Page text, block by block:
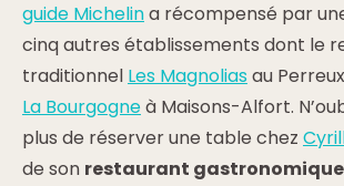
guide Michelina récompensé par
cinq autres établissements dont le
traditionnel Les Magnoliasau
La Bourgogneà Maisons-Alfort.
plus de réserver une table chez
de son restaurant gastronomique